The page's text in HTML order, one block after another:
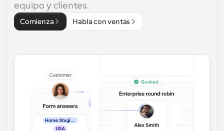
equipo y clientes.
Comienza Habla con ventas